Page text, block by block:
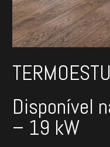
Disponível
– 19 kW